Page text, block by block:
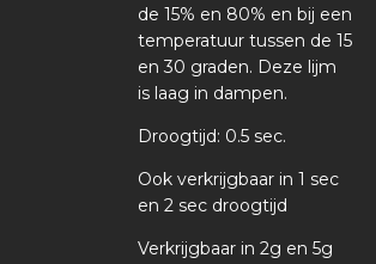
de 15% en 80% en bij een
temperatuur tussen de 15
en 30 graden. Deze lijm
is laag in dampen.
Droogtijd: 0.5 sec.
Ook verkrijgbaar in 1 sec
en 2 sec droogtijd
Verkrijgbaar in 2g en 5g